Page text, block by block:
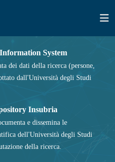
System
dei dati della ricerca (persone,
dall'Università degli Studi
Insubria
e dissemina le
dell'Università degli Studi
della ricerca.